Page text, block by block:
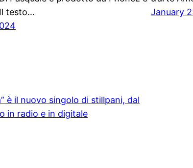
testo…
January